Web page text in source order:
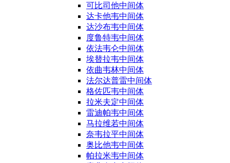
可比司他中间体
达卡他韦中间体
达沙布韦中间体
度鲁特韦中间体
依法韦仑中间体
埃替拉韦中间体
依曲韦林中间体
法尔达普雷中间体
格佐匹韦中间体
拉米夫定中间体
雷迪帕韦中间体
马拉维若中间体
奈韦拉平中间体
奥比他韦中间体
帕拉米韦中间体